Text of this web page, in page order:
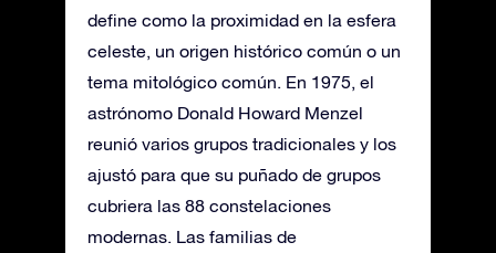
define como la proximidad en la esfera
celeste, un origen histórico común o un
tema mitológico común. En 1975, el
astrónomo Donald Howard Menzel
reunió varios grupos tradicionales y los
ajustó para que su puñado de grupos
cubriera las 88 constelaciones
modernas. Las familias de